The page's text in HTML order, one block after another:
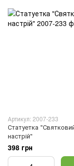
Артикул: 2007-233
Статуетка
настрій"
398 грн